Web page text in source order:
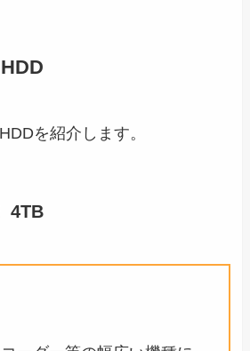
を紹介します。
4TB